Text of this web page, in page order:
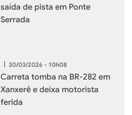
saída de pista em Ponte
Serrada
| 30/03/2026 - 10h08
Carreta tomba na BR-282 em
Xanxerê e deixa motorista
ferida